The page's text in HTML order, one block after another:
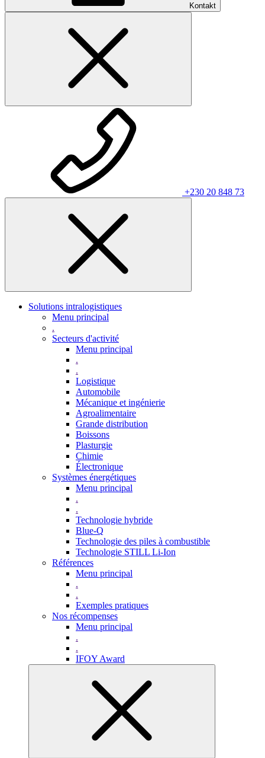
Kontakt
+230 20 848 73
Solutions intralogistiques
Menu principal
.
Secteurs d'activité
Menu principal
.
.
Logistique
Automobile
Mécanique et ingénierie
Agroalimentaire
Grande distribution
Boissons
Plasturgie
Chimie
Électronique
Systèmes énergétiques
Menu principal
.
.
Technologie hybride
Blue-Q
Technologie des piles à combustible
Technologie STILL Li-Ion
Références
Menu principal
.
.
Exemples pratiques
Nos récompenses
Menu principal
.
.
IFOY Award